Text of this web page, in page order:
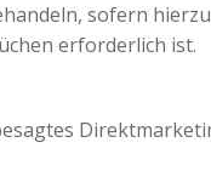
sofern
erforderlich ist.